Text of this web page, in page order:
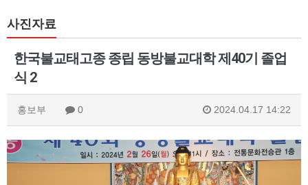
사진자료
한국불교태고종 종립 동방불교대학 제40기 졸업
식 2
홍보부 0 2024.04.17 14:22